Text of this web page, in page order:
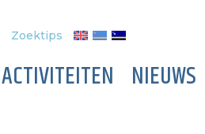
Zoektips
ACTIVITEITEN NIEUWS